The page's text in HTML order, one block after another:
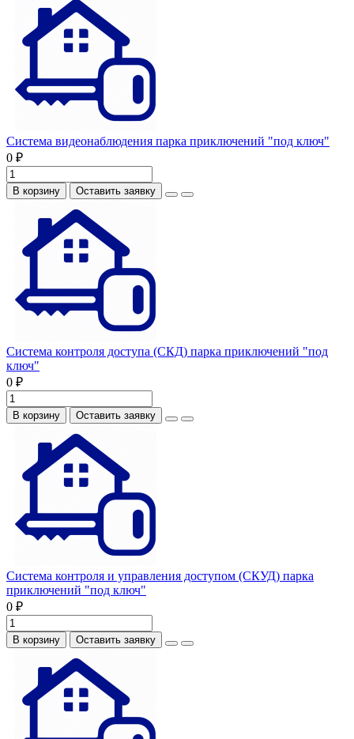
Система видеонаблюдения парка приключений "под ключ"
0 ₽
В корзину Оставить заявку
Система контроля доступа (СКД) парка приключений "под
ключ"
0 ₽
В корзину Оставить заявку
Система контроля и управления доступом (СКУД) парка
приключений "под ключ"
0 ₽
В корзину Оставить заявку